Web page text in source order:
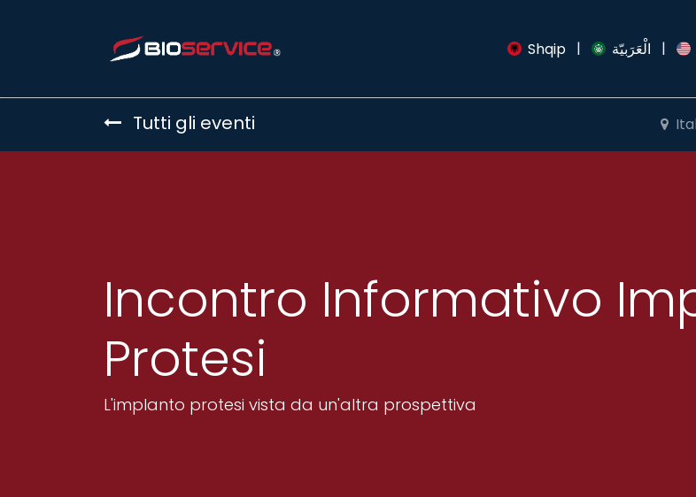
Shqip | الْعَرَبيّة |
Tutti gli eventi
Incontro Informativo
Protesi
L'implanto protesi vista da un'altra prospettiva